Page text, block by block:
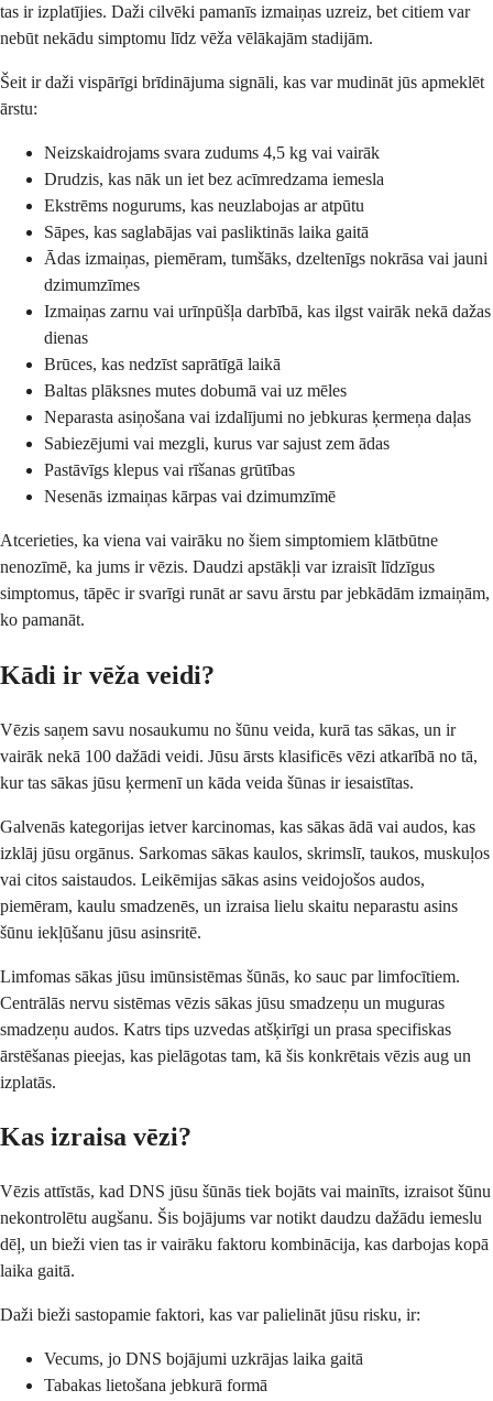
tas ir izplatījies. Daži cilvēki pamanīs izmaiņas uzreiz, bet citiem var
nebūt nekādu simptomu līdz vēža vēlākajām stadijām.
Šeit ir daži vispārīgi brīdinājuma signāli, kas var mudināt jūs apmeklēt
ārstu:
Neizskaidrojams svara zudums 4,5 kg vai vairāk
Drudzis, kas nāk un iet bez acīmredzama iemesla
Ekstrēms nogurums, kas neuzlabojas ar atpūtu
Sāpes, kas saglabājas vai pasliktinās laika gaitā
Ādas izmaiņas, piemēram, tumšāks, dzeltenīgs nokrāsa vai jauni
dzimumzīmes
Izmaiņas zarnu vai urīnpūšļa darbībā, kas ilgst vairāk nekā dažas
dienas
Brūces, kas nedzīst saprātīgā laikā
Baltas plāksnes mutes dobumā vai uz mēles
Neparasta asiņošana vai izdalījumi no jebkuras ķermeņa daļas
Sabiezējumi vai mezgli, kurus var sajust zem ādas
Pastāvīgs klepus vai rīšanas grūtības
Nesenās izmaiņas kārpas vai dzimumzīmē
Atcerieties, ka viena vai vairāku no šiem simptomiem klātbūtne
nenozīmē, ka jums ir vēzis. Daudzi apstākļi var izraisīt līdzīgus
simptomus, tāpēc ir svarīgi runāt ar savu ārstu par jebkādām izmaiņām,
ko pamanāt.
Kādi ir vēža veidi?
Vēzis saņem savu nosaukumu no šūnu veida, kurā tas sākas, un ir
vairāk nekā 100 dažādi veidi. Jūsu ārsts klasificēs vēzi atkarībā no tā,
kur tas sākas jūsu ķermenī un kāda veida šūnas ir iesaistītas.
Galvenās kategorijas ietver karcinomas, kas sākas ādā vai audos, kas
izklāj jūsu orgānus. Sarkomas sākas kaulos, skrimslī, taukos, muskuļos
vai citos saistaudos. Leikēmijas sākas asins veidojošos audos,
piemēram, kaulu smadzenēs, un izraisa lielu skaitu neparastu asins
šūnu iekļūšanu jūsu asinsritē.
Limfomas sākas jūsu imūnsistēmas šūnās, ko sauc par limfocītiem.
Centrālās nervu sistēmas vēzis sākas jūsu smadzeņu un muguras
smadzeņu audos. Katrs tips uzvedas atšķirīgi un prasa specifiskas
ārstēšanas pieejas, kas pielāgotas tam, kā šis konkrētais vēzis aug un
izplatās.
Kas izraisa vēzi?
Vēzis attīstās, kad DNS jūsu šūnās tiek bojāts vai mainīts, izraisot šūnu
nekontrolētu augšanu. Šis bojājums var notikt daudzu dažādu iemeslu
dēļ, un bieži vien tas ir vairāku faktoru kombinācija, kas darbojas kopā
laika gaitā.
Daži bieži sastopamie faktori, kas var palielināt jūsu risku, ir:
Vecums, jo DNS bojājumi uzkrājas laika gaitā
Tabakas lietošana jebkurā formā